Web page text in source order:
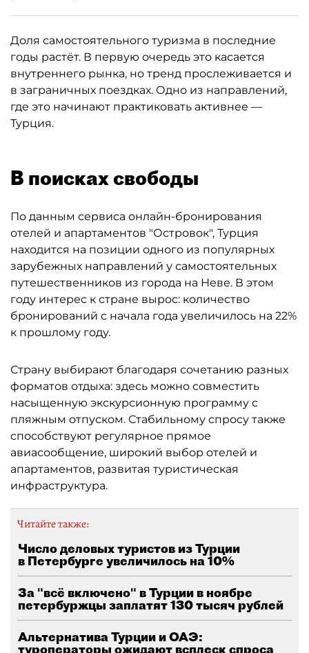
Доля самостоятельного туризма в последние
годы растёт. В первую очередь это касается
внутреннего рынка, но тренд прослеживается и
в заграничных поездках. Одно из направлений,
где это начинают практиковать активнее —
Турция.
В поисках свободы
По данным сервиса онлайн-бронирования
отелей и апартаментов "Островок", Турция
находится на позиции одного из популярных
зарубежных направлений у самостоятельных
путешественников из города на Неве. В этом
году интерес к стране вырос: количество
бронирований с начала года увеличилось на 22%
к прошлому году.
Страну выбирают благодаря сочетанию разных
форматов отдыха: здесь можно совместить
насыщенную экскурсионную программу с
пляжным отпуском. Стабильному спросу также
способствуют регулярное прямое
авиасообщение, широкий выбор отелей и
апартаментов, развитая туристическая
инфраструктура.
Читайте также:
Число деловых туристов из Турции
в Петербурге увеличилось на 10%
За "всё включено" в Турции в ноябре
петербуржцы заплатят 130 тысяч рублей
Альтернатива Турции и ОАЭ:
туроператоры ожидают всплеск спроса